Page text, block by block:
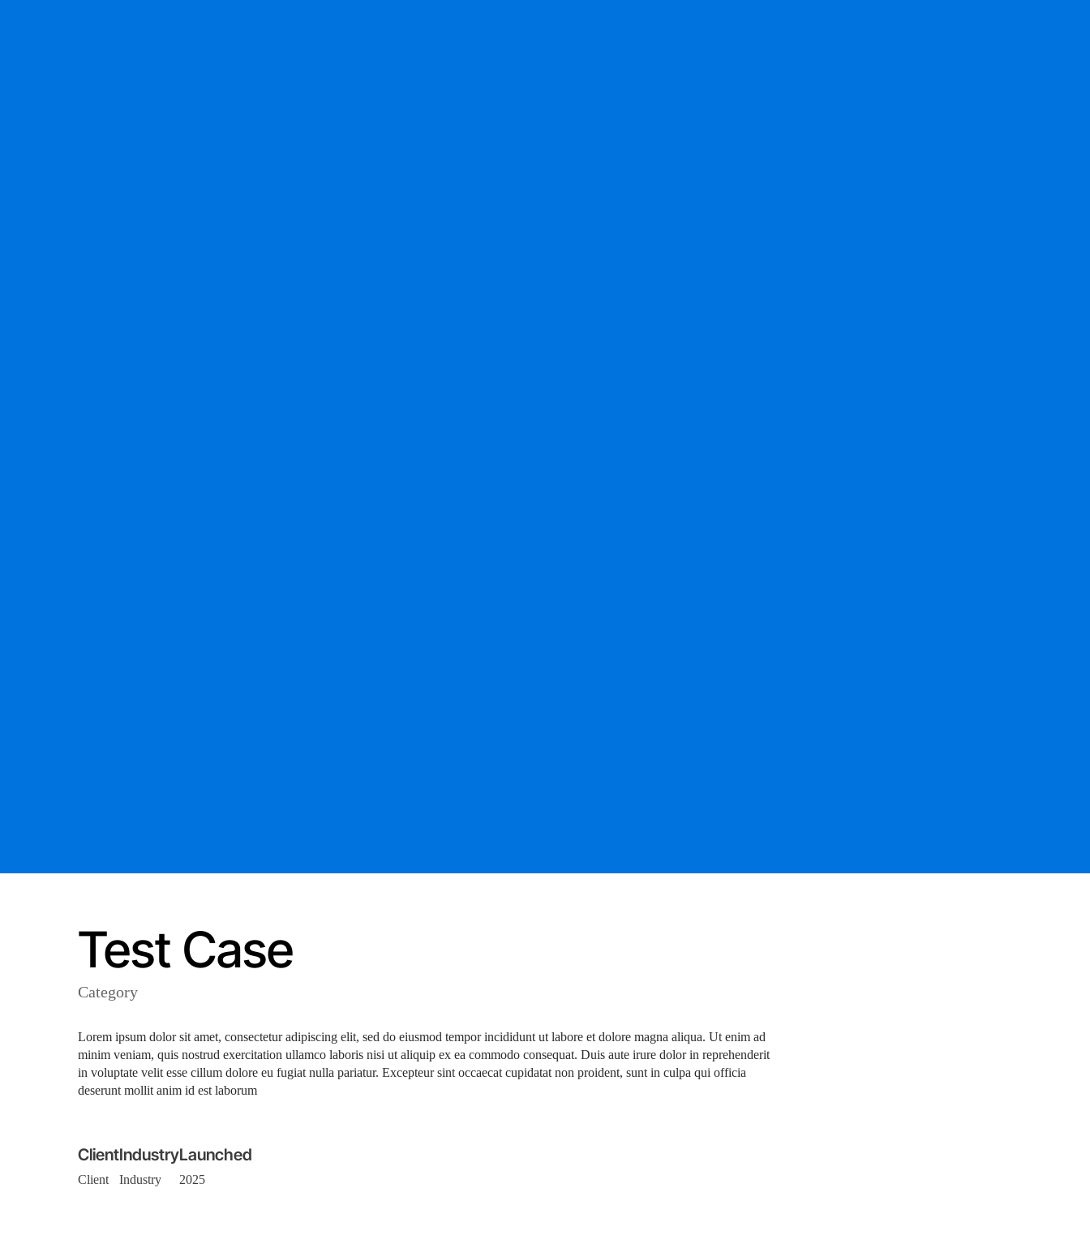
Test Case
Category
Lorem ipsum dolor sit amet, consectetur adipiscing elit, sed do eiusmod tempor incididunt ut labore et dolore magna aliqua. Ut enim ad
minim veniam, quis nostrud exercitation ullamco laboris nisi ut aliquip ex ea commodo consequat. Duis aute irure dolor in reprehenderit
in voluptate velit esse cillum dolore eu fugiat nulla pariatur. Excepteur sint occaecat cupidatat non proident, sunt in culpa qui officia
deserunt mollit anim id est laborum
Client
Client
Industry
Industry
Launched
2025